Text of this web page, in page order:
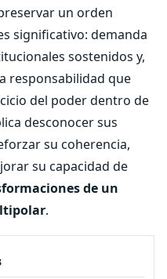
un orden
significativo: demanda
sostenidos y,
responsabilidad que
del poder dentro de
desconocer sus
su coherencia,
su capacidad de
de un
.